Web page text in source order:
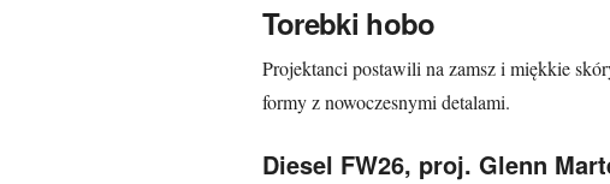
Torebki hobo
Projektanci postawili na zamsz i miękkie
formy z nowoczesnymi detalami.
Diesel FW26, proj. Glenn